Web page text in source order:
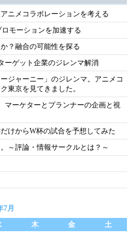
ニメコラボレーションを考える
モーションを加速する
？融合の可能性を探る
ーゲット企業のジレンマ解消
ジャーニー」のジレンマ。アニメコ
東京を見てきました。
ーケターとプランナーの企画と視
けからW杯の試合を予想してみた
～評論・情報サークルとは？～
7月
木 金
土